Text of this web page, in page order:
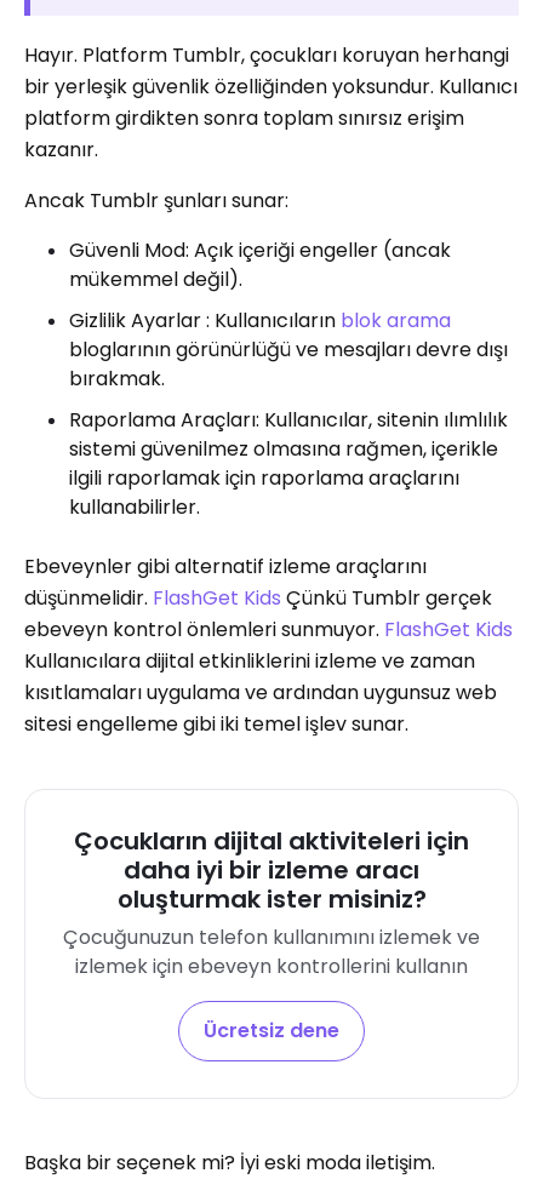
Hayır. Platform Tumblr, çocukları koruyan herhangi
bir yerleşik güvenlik özelliğinden yoksundur. Kullanıcı
platform girdikten sonra toplam sınırsız erişim
kazanır.
Ancak Tumblr şunları sunar:
Güvenli Mod: Açık içeriği engeller (ancak
mükemmel değil).
Gizlilik Ayarlar : Kullanıcıların blok arama
bloglarının görünürlüğü ve mesajları devre dışı
bırakmak.
Raporlama Araçları: Kullanıcılar, sitenin ılımlılık
sistemi güvenilmez olmasına rağmen, içerikle
ilgili raporlamak için raporlama araçlarını
kullanabilirler.
Ebeveynler gibi alternatif izleme araçlarını
düşünmelidir. FlashGet Kids Çünkü Tumblr gerçek
ebeveyn kontrol önlemleri sunmuyor. FlashGet Kids
Kullanıcılara dijital etkinliklerini izleme ve zaman
kısıtlamaları uygulama ve ardından uygunsuz web
sitesi engelleme gibi iki temel işlev sunar.
Çocukların dijital aktiviteleri için
daha iyi bir izleme aracı
oluşturmak ister misiniz?
Çocuğunuzun telefon kullanımını izlemek ve
izlemek için ebeveyn kontrollerini kullanın
Ücretsiz dene
Başka bir seçenek mi? İyi eski moda iletişim.